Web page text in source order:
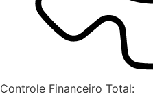
Controle Financeiro Total: